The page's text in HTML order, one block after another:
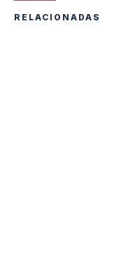
RELACIONADAS